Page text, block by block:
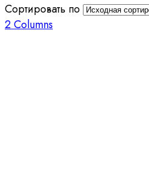
Сортировать по
2 Columns